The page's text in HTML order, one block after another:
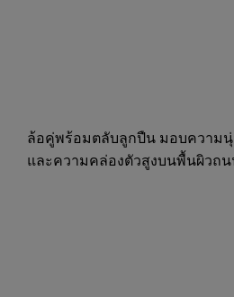
ล้อคู่พร้อมตลับลูกปืน มอบความ
และความคล่องตัวสูงบนพื้นผิวถ